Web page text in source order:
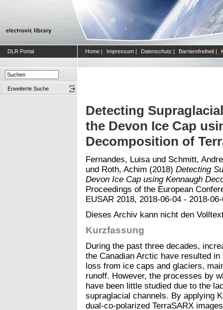
DLR Portal Home | Impressum | Datenschutz | Barrierefreiheit |
Erweiterte Suche
Detecting
the Devon Ice Cap
Decomposition of
Fernandes, Luisa und Schmitt,
und Roth, Achim (2018) Detecting
Devon Ice Cap using Kennaugh
Proceedings of the European
EUSAR 2018, 2018-06-04 - 2018-
Dieses Archiv kann nicht den
Kurzfassung
During the past three decades,
the Canadian Arctic have resulted
loss from ice caps and glaciers,
runoff. However, the processes by
have been little studied due to the
supraglacial channels. By applying
dual-co-polarized TerraSARX